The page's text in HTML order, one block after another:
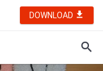
DOWNLOAD